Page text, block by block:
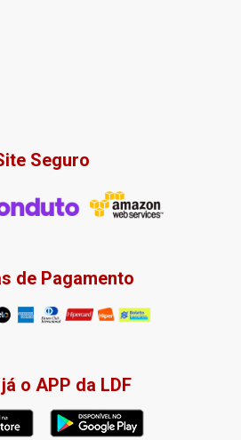
Seguro
de Pagamento
o APP da LDF